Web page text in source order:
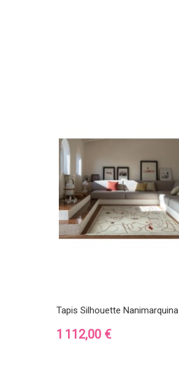
Tapis Silhouette Nanimarquina
Prix
1 112,00 €